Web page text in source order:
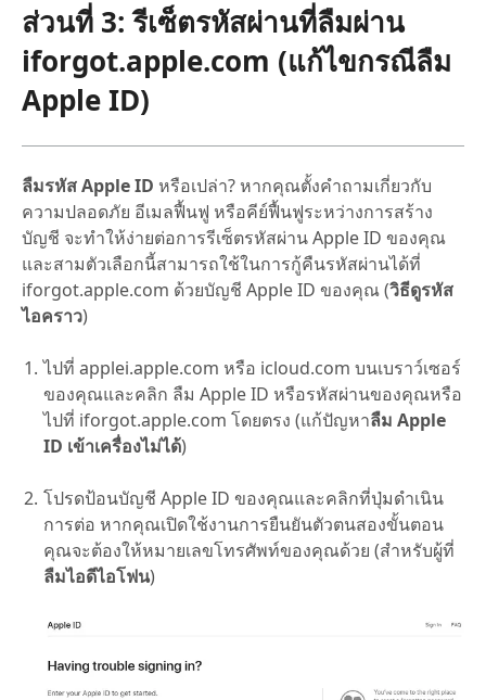
ส่วนที่ 3: รีเซ็ตรหัสผ่านที่ลืมผ่าน
iforgot.apple.com (แก้ไขกรณีลืม
Apple ID)
ลืมรหัส Apple ID หรือเปล่า? หากคุณตั้งคำถามเกี่ยวกับ
ความปลอดภัย อีเมลฟื้นฟู หรือคีย์ฟื้นฟูระหว่างการสร้าง
บัญชี จะทำให้ง่ายต่อการรีเซ็ตรหัสผ่าน Apple ID ของคุณ
และสามตัวเลือกนี้สามารถใช้ในการกู้คืนรหัสผ่านได้ที่
iforgot.apple.com ด้วยบัญชี Apple ID ของคุณ (วิธีดูรหัส
ไอคราว)
ไปที่ applei.apple.com หรือ icloud.com บนเบราว์เซอร์
ของคุณและคลิก ลืม Apple ID หรือรหัสผ่านของคุณหรือ
ไปที่ iforgot.apple.com โดยตรง (แก้ปัญหาลืม Apple
ID เข้าเครื่องไม่ได้)
โปรดป้อนบัญชี Apple ID ของคุณและคลิกที่ปุ่มดำเนิน
การต่อ หากคุณเปิดใช้งานการยืนยันตัวตนสองขั้นตอน
คุณจะต้องให้หมายเลขโทรศัพท์ของคุณด้วย (สำหรับผู้ที่
ลืมไอดีไอโฟน)